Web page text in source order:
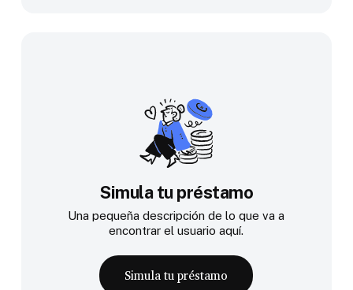
Simula tu préstamo
Una pequeña descripción de lo que va a
encontrar el usuario aquí.
Simula tu préstamo